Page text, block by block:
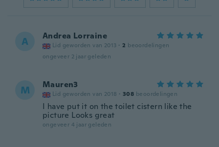
A Andrea Lorraine
Lid geworden van 2013 · 2 beoordelingen
ongeveer 2 jaar geleden
M Mauren3
Lid geworden van 2018 · 308 beoordelingen
I have put it on the toilet cistern like the
picture Looks great
ongeveer 4 jaar geleden